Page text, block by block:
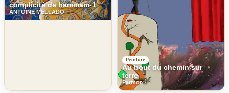
complicité de hammam-1
ANTOINE MELLADO
Peinture
Au bout du chemin sur
terre
Patmor